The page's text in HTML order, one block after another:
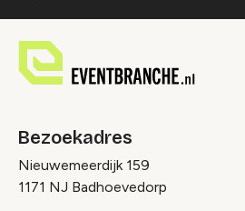
Bezoekadres
Nieuwemeerdijk 159
1171 NJ Badhoevedorp